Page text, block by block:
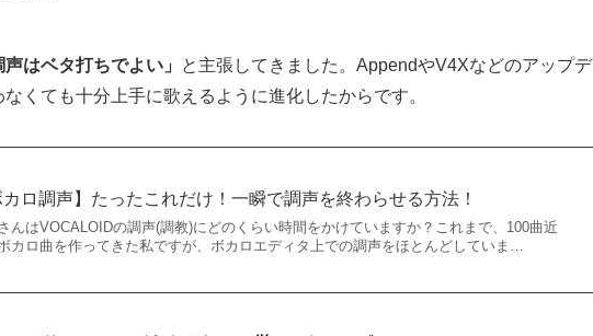
声はベタ打ちでよい」
と主張してきました。AppendやV4Xなどのアップデ
くても十分上手に歌えるように進化したからです。
カロ調声】たったこれだけ！一瞬で調声を終わらせる方法！
んはVOCALOIDの調声(調教)にどのくらい時間をかけていますか？これまで、100曲近
カロ曲を作ってきた私ですが、ボカロエディタ上での調声をほとんどしていま…